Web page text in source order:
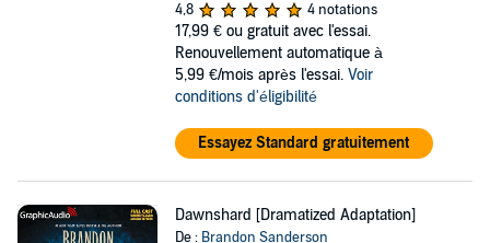
4,8
4 notations
17,99 € ou gratuit avec l'essai.
Renouvellement automatique à
5,99 €/mois après l'essai. Voir
conditions d'éligibilité
Essayez Standard gratuitement
Dawnshard [Dramatized Adaptation]
De : Brandon Sanderson